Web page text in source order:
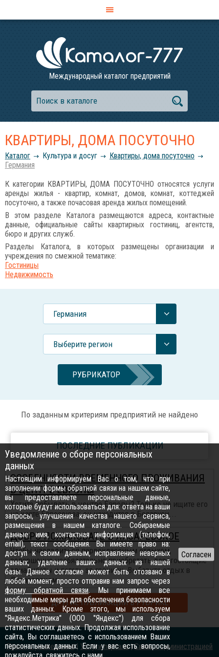
Международный каталог предприятий
КВАРТИРЫ, ДОМА ПОСУТОЧНО
Каталог Культура и досуг
Квартиры, дома посуточно
Германия
К категории КВАРТИРЫ, ДОМА ПОСУТОЧНО относятся услуги
аренды жилья - квартир, комнат, домов, комнат, коттеджей
посуточно, а также почасовая аренда жилых помещений.
В этом разделе Каталога размещаются адреса, контактные
данные, официальные сайты квартирных гостиниц, агентств,
бюро и других служб.
Разделы Каталога, в которых размещены организации и
учреждения по смежной тематике:
Гостиницы
Недвижимость
Германия
Выберите регион
РУБРИКАТОР
По заданным критериям предприятий не найдено
ПОСЛЕДНИЕ ПУБЛИКАЦИИ
ОСОБЕННОСТИ ВРЕМЕННОГО ПРОЖИВАНИЯ
В ЦЕНТРЕ ЕВРОПЫ
Хотите побывать в центре Европы? Только не ищите его
на карте Евросоюза: он находится в Беларуси...
ДОБРО ПОЖАЛОВАТЬ В ЛАЗАРЕВСКОЕ
Чтобы насладиться первоклассным отдыхом,
совершенно необязательно приобретать дорогостоящие
авиабилеты и лететь за границу. Выберите отдых в
Лазаревском ...
ДРУГИЕ ПУБЛИКАЦИИ В РУБРИКЕ
Правила размещения| Услуги портала|Связь с администрацией
Уведомление о сборе персональных
данных
Настоящим информируем Вас о том, что при
заполнении формы обратной связи на нашем сайте,
вы предоставляете персональные данные,
которые будут использоваться для: ответа на ваши
запросы, улучшения качества нашего сервиса,
размещения в нашем каталоге. Собираемые
данные: имя, контактная информация (телефон,
email), текст сообщения. Вы имеете право на:
доступ к своим данным, исправление неверных
данных, удаление ваших данных из нашей
базы. Данное согласие может быть отозвано в
любой момент, просто отправив нам запрос через
форму обратной связи. Мы принимаем все
необходимые меры для обеспечения безопасности
ваших данных. Кроме этого, мы используем
"Яндекс.Метрика" (ООО "Яндекс") для сбора
статистических данных. Продолжая использование
сайта, Вы соглашаетесь с использованием Ваших
персональных данных. Если у вас есть вопросы,